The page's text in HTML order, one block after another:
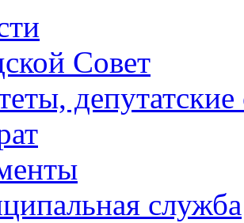
Совет
служба